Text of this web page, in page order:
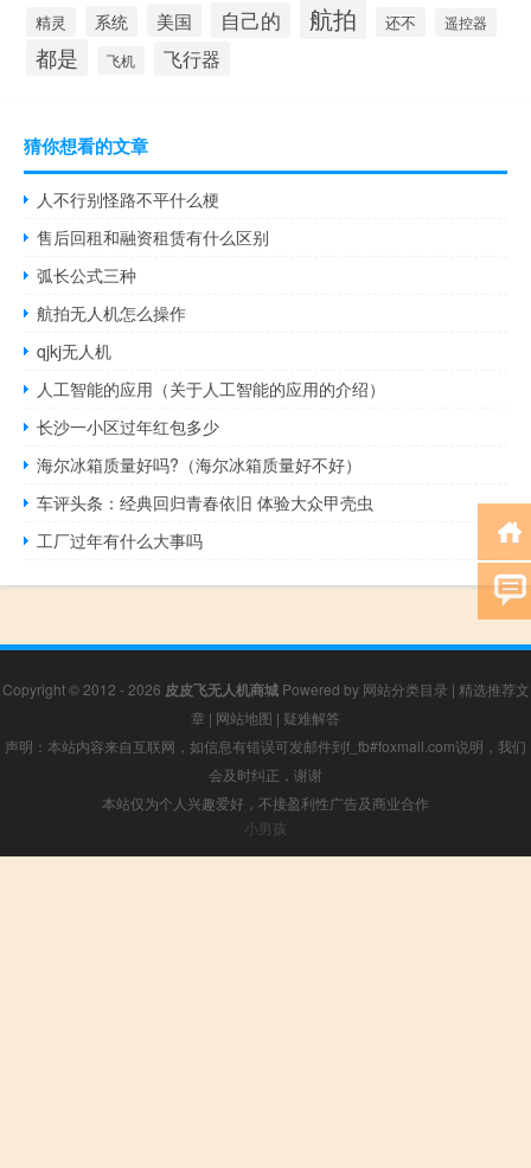
精灵 系统 美国 自己的 航拍 还不 遥控器
都是 飞机 飞行器
猜你想看的文章
人不行别怪路不平什么梗
售后回租和融资租赁有什么区别
弧长公式三种
航拍无人机怎么操作
qjkj无人机
人工智能的应用（关于人工智能的应用的介绍）
长沙一小区过年红包多少
海尔冰箱质量好吗?（海尔冰箱质量好不好）
车评头条：经典回归青春依旧 体验大众甲壳虫
工厂过年有什么大事吗
Copyright © 2012 - 2026 皮皮飞无人机商城Powered by 网站分类目录 | 精选推荐文
章 | 网站地图 | 疑难解答
声明：本站内容来自互联网，如信息有错误可发邮件到f_fb#foxmail.com说明，我们
会及时纠正，谢谢
本站仅为个人兴趣爱好，不接盈利性广告及商业合作
小男孩